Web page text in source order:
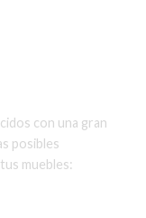
con una gran
posibles
muebles: